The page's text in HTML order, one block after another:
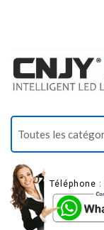
Téléphone :